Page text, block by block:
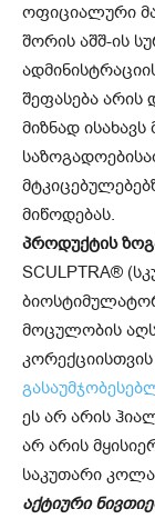
ოფიციალური
შორის აშშ-ის
შეფასება
მიზნად
მიწოდებას.
პროდუქტის
SCULPTRA®
მოცულობის
კორექციისთვის
ეს არ არის
არ არის
საკუთარი
აქტიური